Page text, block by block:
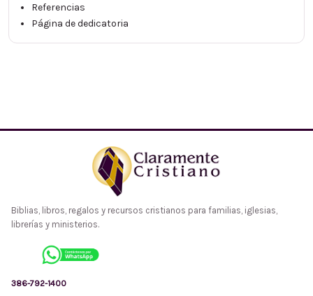
Referencias
Página de dedicatoria
Biblias, libros, regalos y recursos cristianos para familias, iglesias,
librerías y ministerios.
386-792-1400